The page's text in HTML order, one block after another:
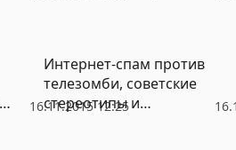
16.11.2015 12:25
Интернет-спам против
телезомби, советские
стереотипы и